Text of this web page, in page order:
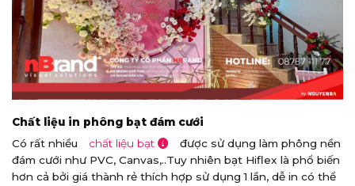
Chất liệu in phông bạt đám cưới
Có rất nhiều
chất liệu bạt
được sử dụng làm phông nền
đám cưới như PVC, Canvas,..Tuy nhiên bạt Hiflex là phổ biến
hơn cả bởi giá thành rẻ thích hợp sử dụng 1 lần, dễ in có thể